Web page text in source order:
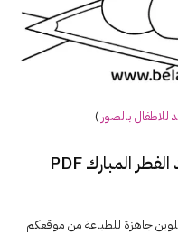
للاطفال بالصور )
كيفية تحميل صفحات تلوين عيد الفطر المبارك PDF
جاهزة للطباعة من موقعكم